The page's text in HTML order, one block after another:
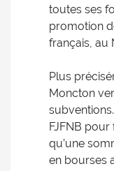
toutes ses
promotion
français, au
Plus
Moncton
FJFNB
qu’une
en bourses